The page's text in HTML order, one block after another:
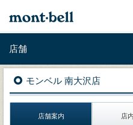
店舗
モンベル 南大沢店
店舗案内 店